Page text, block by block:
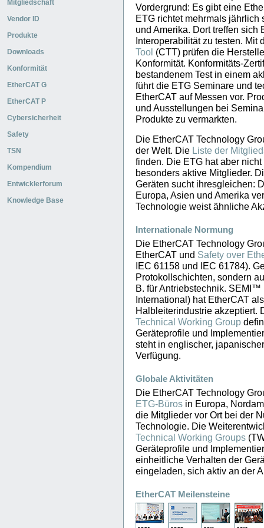
Mitgliedschaft
Vendor ID
Produkte
Downloads
Konformität
EtherCAT G
EtherCAT P
Cybersicherheit
Safety
TSN
Kompendium
Entwicklerforum
Knowledge Base
Vordergrund: Es gibt eine
ETG richtet mehrmals
und Amerika. Dort treffen sich
Interoperabilität zu testen. Mit
Tool (CTT) prüfen die
Konformität. Konformitäts-
bestandenem Test in einem
führt die ETG Seminare und
EtherCAT auf Messen vor.
und Ausstellungen bei
Produkte zu vermarkten.
Die EtherCAT Technology
der Welt. Die Liste der
finden. Die ETG hat aber
besonders aktive Mitglieder.
Geräten sucht ihresgleichen:
Europa, Asien und Amerika
Technologie weist ähnliche
Internationale Normung
Die EtherCAT Technology
EtherCAT und Safety over
IEC 61158 und IEC 61784).
Protokollschichten, sondern
B. für Antriebstechnik.
International) hat EtherCAT
Halbleiterindustrie akzeptiert.
Technical Working Group
Geräteprofile und
steht in englischer,
Verfügung.
Globale Aktivitäten
Die EtherCAT Technology
ETG-Büros in Europa,
die Mitglieder vor Ort bei der
Technologie. Die
Technical Working Groups
Geräteprofile und
einheitliche Verhalten der
eingeladen, sich aktiv an der
EtherCAT Meilensteine